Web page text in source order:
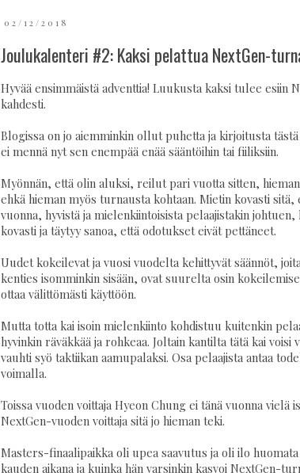
02/12/2018
Joulukalenteri #2: Kaksi pelattua NextGen-
Hyvää ensimmäistä adventtia! Luukusta kaksi tulee esiin
kahdesti.
Blogissa on jo aiemminkin ollut puhetta ja kirjoitusta
ei mennä nyt sen enempää enää sääntöihin tai fiiliksiin.
Myönnän, että olin aluksi, reilut pari vuotta sitten,
ehkä hieman myös turnausta kohtaan. Mietin kovasti
vuonna, hyvistä ja mielenkiintoisista pelaajistakin
kovasti ja täytyy sanoa, että odotukset eivät pettäneet.
Uudet kokeilevat ja vuosi vuodelta kehittyvät säännöt,
kenties isomminkin sisään, ovat suurelta osin
ottaa välittömästi käyttöön.
Mutta totta kai isoin mielenkiinto kohdistuu kuitenkin
hyvinkin räväkkää ja rohkeaa. Joltain kantilta tätä kai
vauhti syö taktiikan aamupalaksi. Osa pelaajista antaa
voimalla.
Toissa vuoden voittaja Hyeon Chung ei tänä vuonna
NextGen-vuoden voittaja sitä jo hieman teki.
Masters-finaalipaikka oli upea saavutus ja oli ilo
kauden aikana ja kuinka hän varsinkin kasvoi NextGen-